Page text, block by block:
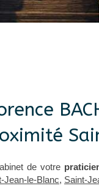
de votre
Jean-le-Blanc, Saint-